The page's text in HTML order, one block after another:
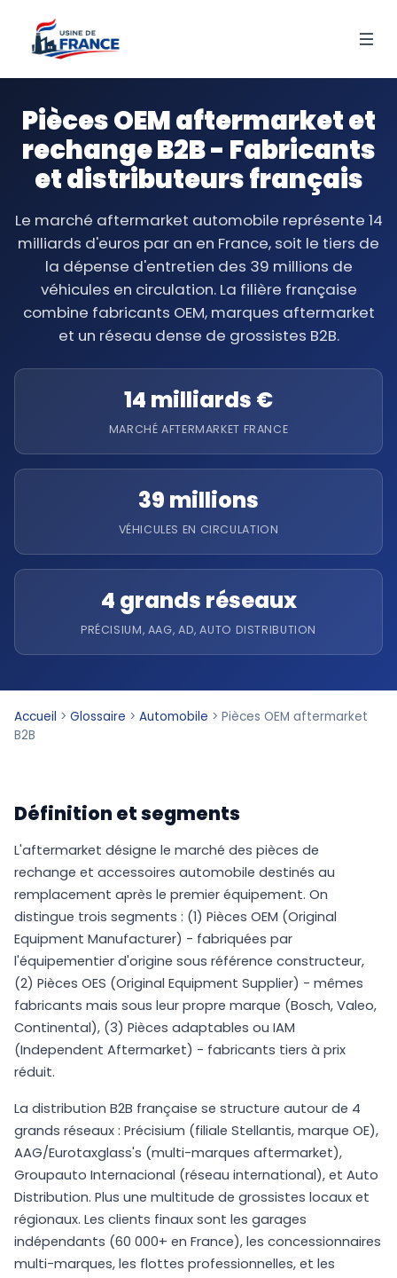
Pièces OEM aftermarket et
rechange B2B - Fabricants
et distributeurs français
Le marché aftermarket automobile représente 14
milliards d'euros par an en France, soit le tiers de
la dépense d'entretien des 39 millions de
véhicules en circulation. La filière française
combine fabricants OEM, marques aftermarket
et un réseau dense de grossistes B2B.
14 milliards €
MARCHÉ AFTERMARKET FRANCE
39 millions
VÉHICULES EN CIRCULATION
4 grands réseaux
PRÉCISIUM, AAG, AD, AUTO DISTRIBUTION
Accueil > Glossaire > Automobile > Pièces OEM aftermarket
B2B
Définition et segments
L'aftermarket désigne le marché des pièces de
rechange et accessoires automobile destinés au
remplacement après le premier équipement. On
distingue trois segments : (1) Pièces OEM (Original
Equipment Manufacturer) - fabriquées par
l'équipementier d'origine sous référence constructeur,
(2) Pièces OES (Original Equipment Supplier) - mêmes
fabricants mais sous leur propre marque (Bosch, Valeo,
Continental), (3) Pièces adaptables ou IAM
(Independent Aftermarket) - fabricants tiers à prix
réduit.
La distribution B2B française se structure autour de 4
grands réseaux : Précisium (filiale Stellantis, marque OE),
AAG/Eurotaxglass's (multi-marques aftermarket),
Groupauto Internacional (réseau international), et Auto
Distribution. Plus une multitude de grossistes locaux et
régionaux. Les clients finaux sont les garages
indépendants (60 000+ en France), les concessionnaires
multi-marques, les flottes professionnelles, et les